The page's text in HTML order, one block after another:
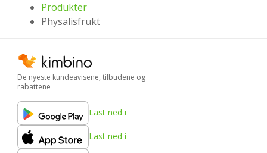
Produkter
Physalisfrukt
De nyeste kundeavisene, tilbudene og
rabattene
Last ned i
Last ned i